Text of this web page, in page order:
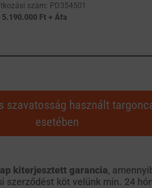
szám: PD354501
5.190.000 Ft + Áfa
szavatosság használt
esetében
kiterjesztett garancia,
szerződést köt velünk min. 24